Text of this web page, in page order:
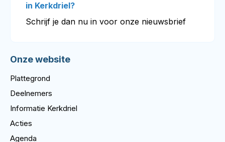
in Kerkdriel?
Schrijf je dan nu in voor onze nieuwsbrief
Onze website
Plattegrond
Deelnemers
Informatie Kerkdriel
Acties
Agenda